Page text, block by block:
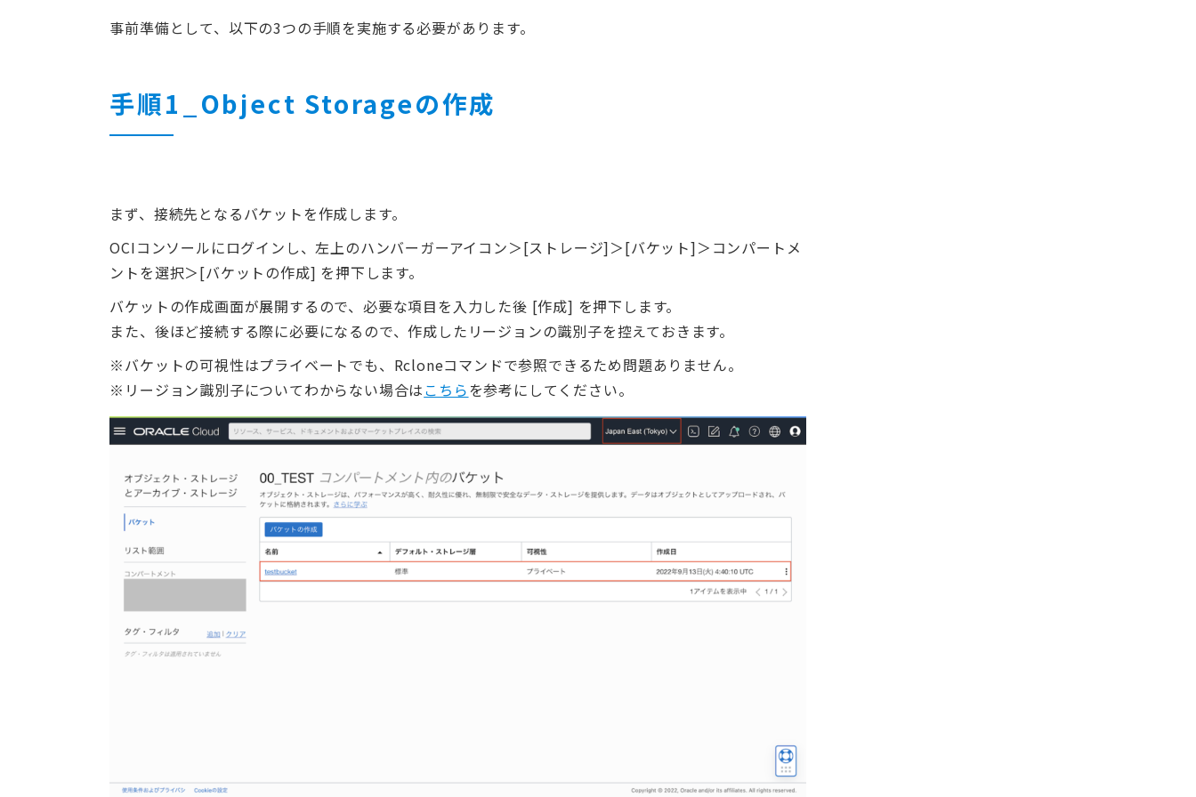
事前準備として、以下の3つの手順を実施する必要があります。
手順1_Object Storageの作成
まず、接続先となるバケットを作成します。
OCIコンソールにログインし、左上のハンバーガーアイコン＞[ストレージ]＞[バケット]＞コンパートメ
ントを選択＞[バケットの作成] を押下します。
バケットの作成画面が展開するので、必要な項目を入力した後 [作成] を押下します。
また、後ほど接続する際に必要になるので、作成したリージョンの識別子を控えておきます。
※バケットの可視性はプライベートでも、Rcloneコマンドで参照できるため問題ありません。
※リージョン識別子についてわからない場合はこちらを参考にしてください。